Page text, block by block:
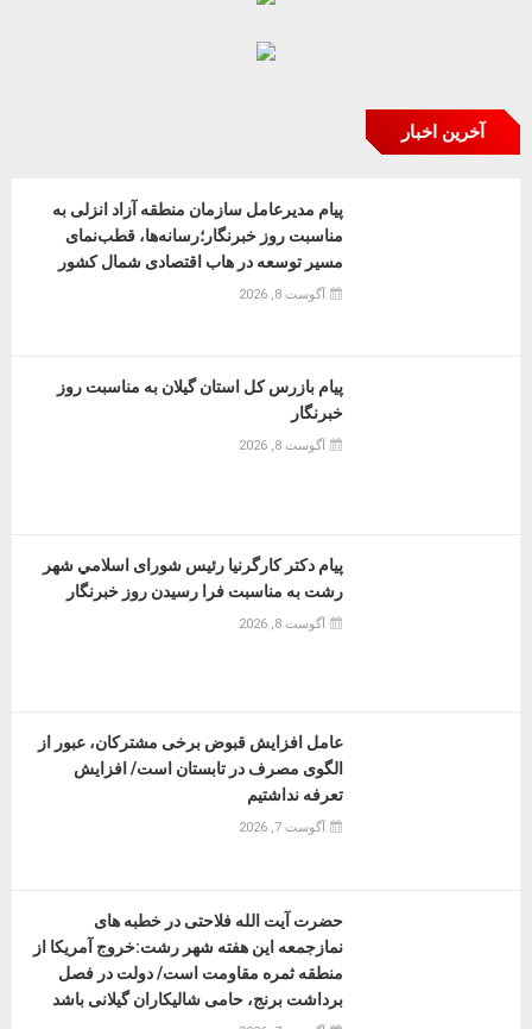
آخرین اخبار
پیام مدیرعامل سازمان منطقه آزاد انزلی به
مناسبت روز خبرنگار؛رسانه‌ها، قطب‌نمای
مسیر توسعه در هاب اقتصادی شمال كشور
آگوست 8, 2026
پیام بازرس کل استان گیلان به مناسبت روز
خبرنگار
آگوست 8, 2026
پیام دکتر کارگرنیا رئیس شورای اسلامي شهر
رشت به مناسبت فرا رسیدن روز خبرنگار
آگوست 8, 2026
عامل افزایش قبوض برخی مشترکان، عبور از
الگوی مصرف در تابستان است/ افزایش
تعرفه نداشتیم
آگوست 7, 2026
حضرت آیت الله فلاحتی در خطبه های
نمازجمعه این هفته شهر رشت:خروج آمریکا از
منطقه ثمره مقاومت است/ دولت در فصل
برداشت برنج، حامی شالیکاران گیلانی باشد